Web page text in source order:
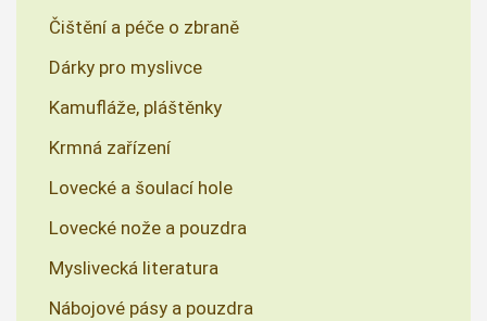
Čištění a péče o zbraně
Dárky pro myslivce
Kamufláže, pláštěnky
Krmná zařízení
Lovecké a šoulací hole
Lovecké nože a pouzdra
Myslivecká literatura
Nábojové pásy a pouzdra